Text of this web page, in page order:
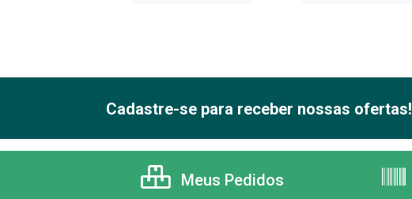
Cadastre-se para receber nossas ofertas!
Meus Pedidos